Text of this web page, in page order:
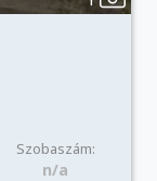
Szobaszám:
n/a